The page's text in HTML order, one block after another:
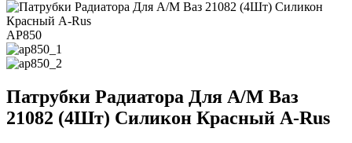
АР850
Патрубки Радиатора Для А/М Ваз
21082 (4Шт) Силикон Красный A-Rus